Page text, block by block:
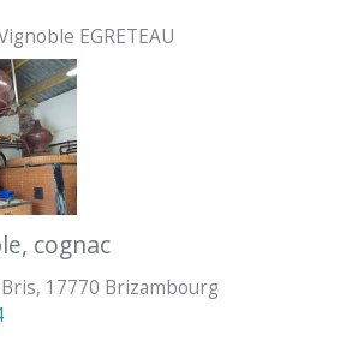
EGRETEAU
cognac
17770 Brizambourg